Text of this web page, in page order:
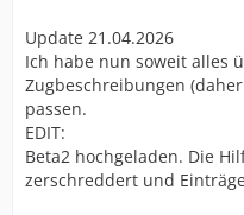
Update 21.04.2026
Ich habe nun soweit alles
Zugbeschreibungen
passen.
EDIT:
Beta2 hochgeladen. Die
zerschreddert und